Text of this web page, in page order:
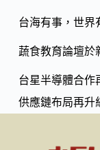
台海有事，世界
蔬食教育論壇於
台星半導體合
供應鏈布局再升